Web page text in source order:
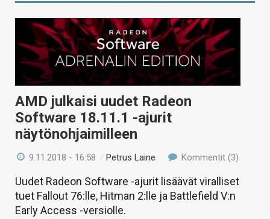
AMD julkaisi uudet Radeon
Software 18.11.1 -ajurit
näytönohjaimilleen
9.11.2018 - 16:58 / Petrus Laine Kommentit (3)
Uudet Radeon Software -ajurit lisäävät viralliset
tuet Fallout 76:lle, Hitman 2:lle ja Battlefield V:n
Early Access -versiolle.